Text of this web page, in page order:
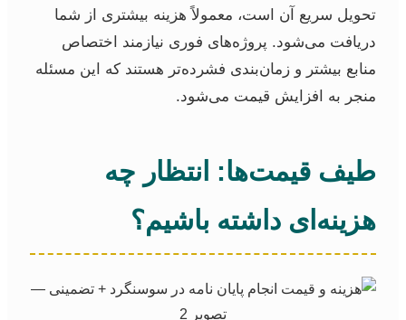
تحویل سریع آن است، معمولاً هزینه بیشتری از شما
دریافت می‌شود. پروژه‌های فوری نیازمند اختصاص
منابع بیشتر و زمان‌بندی فشرده‌تر هستند که این مسئله
منجر به افزایش قیمت می‌شود.
طیف قیمت‌ها: انتظار چه
هزینه‌ای داشته باشیم؟